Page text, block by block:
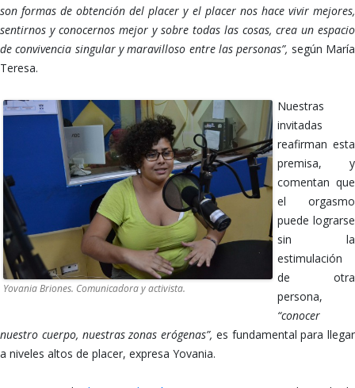
son formas de obtención del placer y el placer nos hace vivir mejores,
sentirnos y conocernos mejor y sobre todas las cosas, crea un espacio
de convivencia singular y maravilloso entre las personas”, según María
Teresa.
Yovania Briones. Comunicadora y activista.
Nuestras
invitadas
reafirman esta
premisa, y
comentan que
el orgasmo
puede lograrse
sin la
estimulación
de otra
persona,
“conocer
nuestro cuerpo, nuestras zonas erógenas”, es fundamental para llegar
a niveles altos de placer, expresa Yovania.